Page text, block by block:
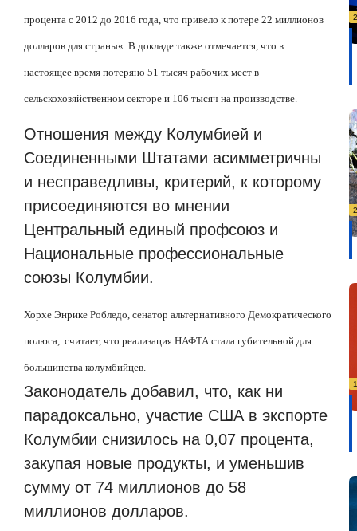
процента с 2012 до 2016 года, что привело к потере 22 миллионов
долларов для страны« . В докладе также отмечается, что в
настоящее время потеряно 51 тысяч рабочих мест в
сельскохозяйственном секторе и 106 тысяч на производстве.
Отношения между Колумбией и
Соединенными Штатами асимметричны
и несправедливы, критерий, к которому
присоединяются во мнении
Центральный единый профсоюз и
Национальные профессиональные
союзы Колумбии.
Хорхе Энрике Робледо, сенатор альтернативного Демократического
полюса, считает, что реализация НАФТА стала губительной для
большинства колумбийцев.
Законодатель добавил, что, как ни
парадоксально, участие США в экспорте
Колумбии снизилось на 0,07 процента,
закупая новые продукты, и уменьшив
сумму от 74 миллионов до 58
миллионов долларов.